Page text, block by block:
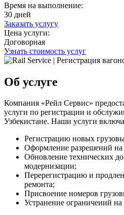
Время на выполнение:
30 дней
Заказать услугу
Цена услуги:
Договорная
Узнать стоимость услуг
Об услуге
Компания «Рейл Сервис»
услуги по регистрации и
Узбекистане. Наши услуги
Регистрацию новых
Оформление разрешений на
Обновление технических
модернизации;
Перерегистрацию и
ремонта;
Присвоение номеров
Устранение ограничений